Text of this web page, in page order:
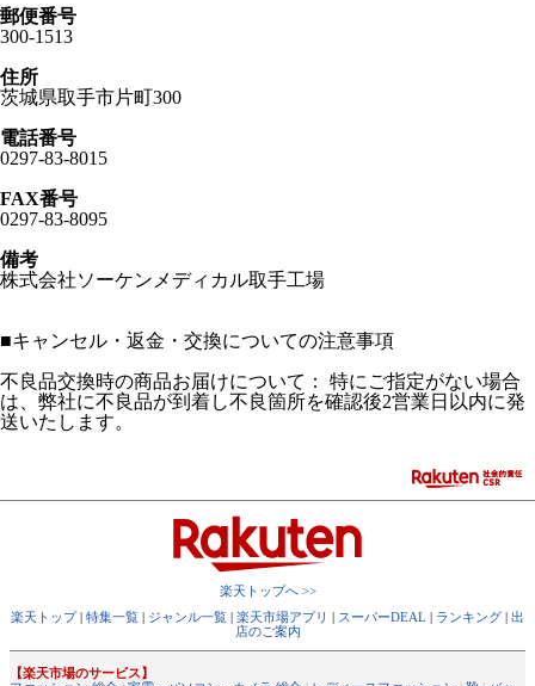
郵便番号
300-1513
住所
茨城県取手市片町300
電話番号
0297-83-8015
FAX番号
0297-83-8095
備考
株式会社ソーケンメディカル取手工場
■キャンセル・返金・交換についての注意事項
不良品交換時の商品お届けについて： 特にご指定がない場合
は、弊社に不良品が到着し不良箇所を確認後2営業日以内に発
送いたします。
楽天トップへ >>
楽天トップ| 特集一覧 | ジャンル一覧 | 楽天市場アプリ | スーパーDEAL | ランキング | 出
店のご案内
【楽天市場のサービス】